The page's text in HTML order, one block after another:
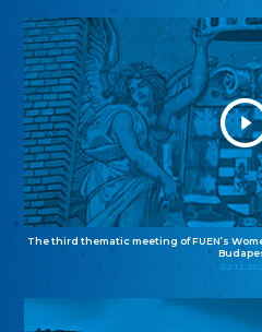
The third thematic meeting of FUEN’s